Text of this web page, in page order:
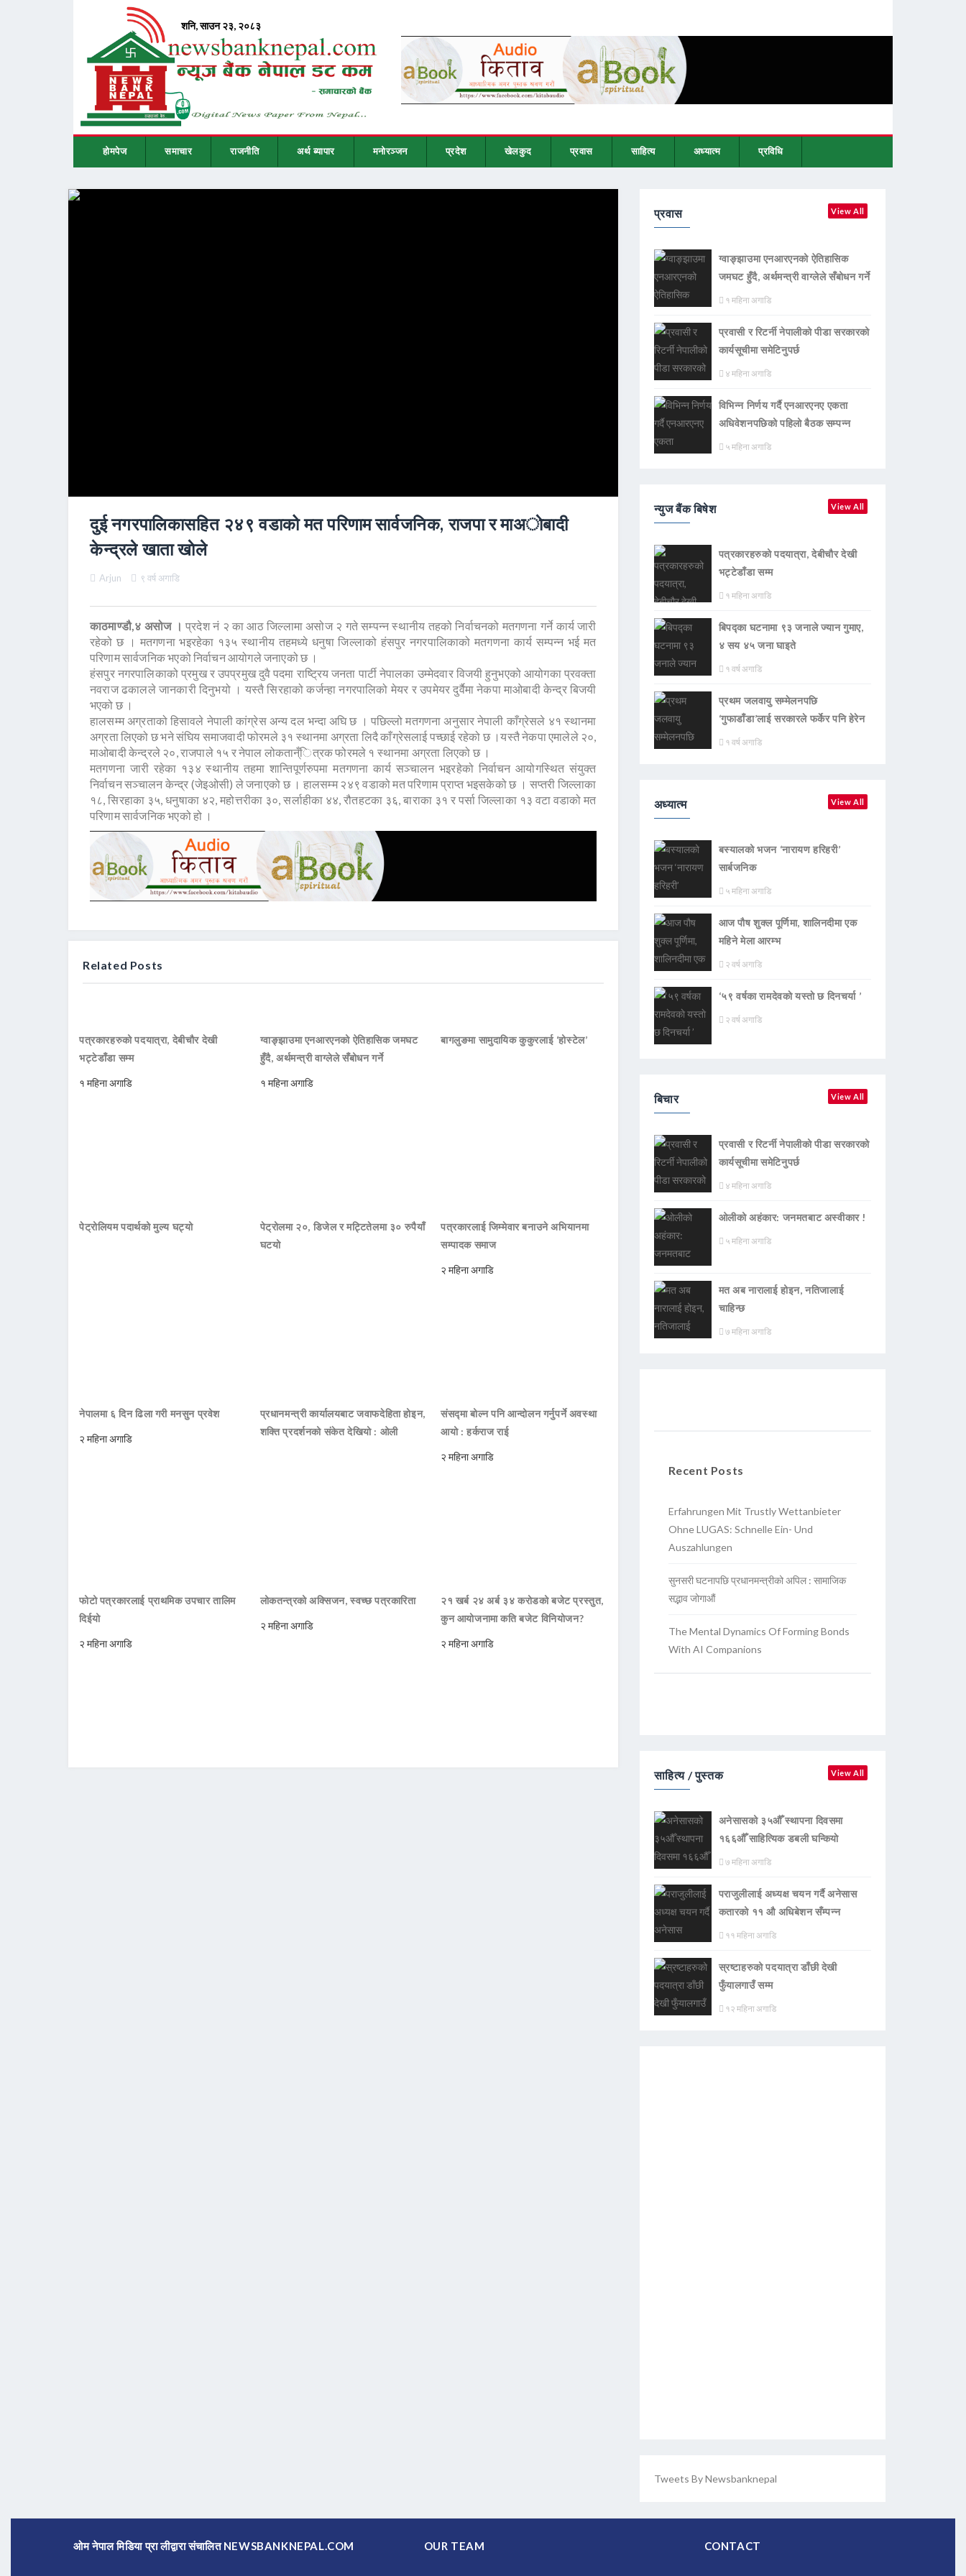
होमपेज समाचार राजनीति अर्थ ब्यापार मनोरञ्जन प्रदेश खेलकुद प्रवास साहित्य अध्यात्म प्रविधि
दुई नगरपालिकासहित २४९ वडाको मत परिणाम सार्वजनिक, राजपा र माअाेबादी
केन्द्रले खाता खाेले
Arjun ९ वर्ष अगाडि
काठमाण्डौ,४ असोज । प्रदेश नं २ का आठ जिल्लामा असोज २ गते सम्पन्न स्थानीय तहको निर्वाचनको मतगणना गर्ने कार्य जारी
रहेको छ । मतगणना भइरहेका १३५ स्थानीय तहमध्ये धनुषा जिल्लाको हंसपुर नगरपालिकाको मतगणना कार्य सम्पन्न भई मत
परिणाम सार्वजनिक भएको निर्वाचन आयोगले जनाएको छ ।
हंसपुर नगरपालिकाको प्रमुख र उपप्रमुख दुवै पदमा राष्ट्रिय जनता पार्टी नेपालका उम्मेदवार विजयी हुनुभएको आयोगका प्रवक्ता
नवराज ढकालले जानकारी दिनुभयो । यस्तै सिरहाको कर्जन्हा नगरपालिको मेयर र उपमेयर दुर्वैमा नेकपा माओबादी केन्द्र बिजयी
भएको छ ।
हालसम्म अग्रताको हिसावले नेपाली कांग्रेस अन्य दल भन्दा अघि छ । पछिल्लो मतगणना अनुसार नेपाली काँग्रेसले ४१ स्थानमा
अग्रता लिएको छ भने संघिय समाजवादी फोरमले ३१ स्थानमा अग्रता लिदै काँग्रेसलाई पच्छाई रहेको छ ।यस्तै नेकपा एमालेले २०,
माओबादी केन्द्रले २०, राजपाले १५ र नेपाल लोकतान्ँित्रक फोरमले १ स्थानमा अग्रता लिएको छ ।
मतगणना जारी रहेका १३४ स्थानीय तहमा शान्तिपूर्णरुपमा मतगणना कार्य सञ्चालन भइरहेको निर्वाचन आयोगस्थित संयुक्त
निर्वाचन सञ्चालन केन्द्र (जेइओसी) ले जनाएको छ । हालसम्म २४९ वडाको मत परिणाम प्राप्त भइसकेको छ । सप्तरी जिल्लाका
१८, सिरहाका ३५, धनुषाका ४२, महोत्तरीका ३०, सर्लाहीका ४४, रौतहटका ३६, बाराका ३१ र पर्सा जिल्लाका १३ वटा वडाको मत
परिणाम सार्वजनिक भएको हो ।
Related Posts
पत्रकारहरुको पदयात्रा, देबीचौर देखी
भट्टेडाँडा सम्म
१ महिना अगाडि
ग्वाङ्झाउमा एनआरएनको ऐतिहासिक जमघट
हुँदै, अर्थमन्त्री वाग्लेले सँबोधन गर्ने
१ महिना अगाडि
बागलुङमा सामुदायिक कुकुरलाई ‘होस्टेल’
पेट्रोलियम पदार्थको मुल्य घट्यो
पेट्रोलमा २०, डिजेल र मट्टितेलमा ३० रुपैयाँ
घटयो
पत्रकारलाई जिम्मेवार बनाउने अभियानमा
सम्पादक समाज
२ महिना अगाडि
नेपालमा ६ दिन ढिला गरी मनसुन प्रवेश
२ महिना अगाडि
प्रधानमन्त्री कार्यालयबाट जवाफदेहिता होइन,
शक्ति प्रदर्शनको संकेत देखियो : ओली
संसद्मा बोल्न पनि आन्दोलन गर्नुपर्ने अवस्था
आयो : हर्कराज राई
२ महिना अगाडि
फोटो पत्रकारलाई प्राथमिक उपचार तालिम
दिईयो
२ महिना अगाडि
लोकतन्त्रको अक्सिजन, स्वच्छ पत्रकारिता
२ महिना अगाडि
२१ खर्ब २४ अर्ब ३४ करोडको बजेट प्रस्तुत,
कुन आयोजनामा कति बजेट विनियोजन?
२ महिना अगाडि
प्रवास View All
ग्वाङ्झाउमा एनआरएनको ऐतिहासिक
जमघट हुँदै, अर्थमन्त्री वाग्लेले सँबोधन गर्ने
१ महिना अगाडि
प्रवासी र रिटर्नी नेपालीको पीडा सरकारको
कार्यसूचीमा समेटिनुपर्छ
४ महिना अगाडि
विभिन्न निर्णय गर्दै एनआरएनए एकता
अधिवेशनपछिको पहिलो बैठक सम्पन्न
५ महिना अगाडि
न्युज बैंक बिषेश View All
पत्रकारहरुको पदयात्रा, देबीचौर देखी
भट्टेडाँडा सम्म
१ महिना अगाडि
बिपद्का घटनामा ९३ जनाले ज्यान गुमाए,
४ सय ४५ जना घाइते
१ वर्ष अगाडि
प्रथम जलवायु सम्मेलनपछि
‘गुफाडाँडा’लाई सरकारले फर्केर पनि हेरेन
१ वर्ष अगाडि
अध्यात्म View All
बस्यालको भजन ‘नारायण हरिहरी’
सार्बजनिक
५ महिना अगाडि
आज पौष शुक्ल पूर्णिमा, शालिनदीमा एक
महिने मेला आरम्भ
२ वर्ष अगाडि
‘५९ वर्षका रामदेवकाे यस्ताे छ दिनचर्या ’
२ वर्ष अगाडि
बिचार View All
प्रवासी र रिटर्नी नेपालीको पीडा सरकारको
कार्यसूचीमा समेटिनुपर्छ
४ महिना अगाडि
ओलीको अहंकार: जनमतबाट अस्वीकार !
५ महिना अगाडि
मत अब नारालाई होइन, नतिजालाई
चाहिन्छ
७ महिना अगाडि
Recent Posts
Erfahrungen Mit Trustly Wettanbieter
Ohne LUGAS: Schnelle Ein- Und
Auszahlungen
सुनसरी घटनापछि प्रधानमन्त्रीको अपिल : सामाजिक
सद्भाव जोगाऔं
The Mental Dynamics Of Forming Bonds
With AI Companions
साहित्य / पुस्तक View All
अनेसासको ३५औँ स्थापना दिवसमा
१६६औँ साहित्यिक डबली घन्कियाे
७ महिना अगाडि
पराजुलीलाई अध्यक्ष चयन गर्दै अनेसास
कतारको ११ औ अधिबेशन सँम्पन्न
११ महिना अगाडि
स्रष्टाहरुको पदयात्रा डाँछी देखी
फुँयालगाउँ सम्म
१२ महिना अगाडि
Tweets By Newsbanknepal
ओम नेपाल मिडिया प्रा लीद्वारा संचालित NEWSBANKNEPAL.COM OUR TEAM CONTACT